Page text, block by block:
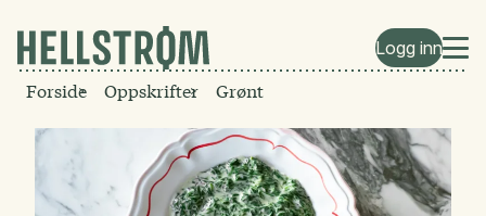
Logg inn
Forside Oppskrifter Grønt